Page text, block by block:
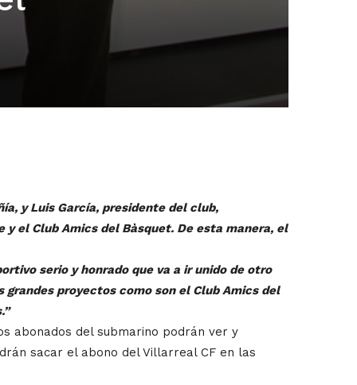
y Luis García, presidente del club,
el Club Amics del Bàsquet. De esta manera, el
serio y honrado que va a ir unido de otro
proyectos como son el Club Amics del
abonados del submarino podrán ver y
sacar el abono del Villarreal CF en las